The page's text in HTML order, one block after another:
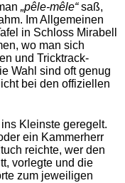
„pêle-mêle“saß,
Im Allgemeinen
in Schloss Mirabell
wo man sich
und Tricktrack-
Wahl sind oft genug
bei den offiziellen
Kleinste geregelt.
ein Kammerherr
reichte, wer den
vorlegte und die
zum jeweiligen